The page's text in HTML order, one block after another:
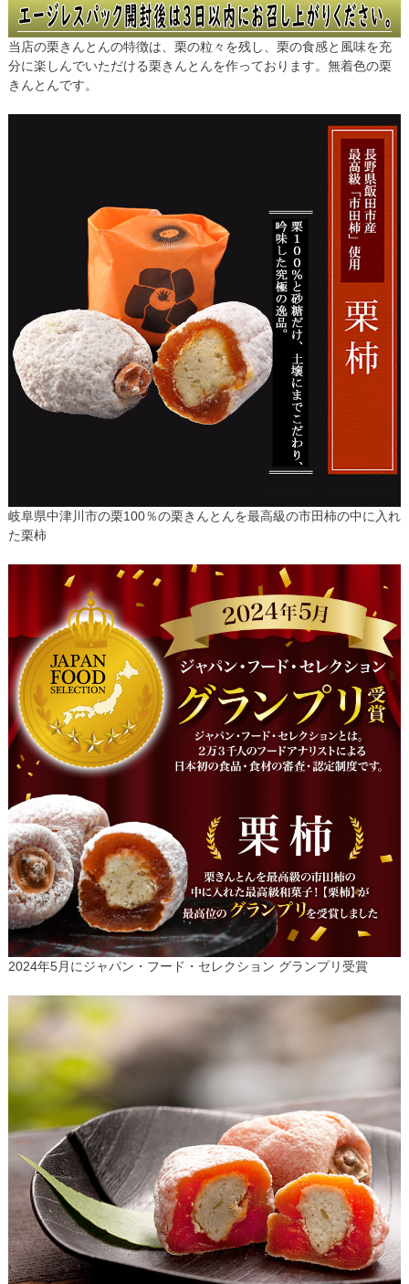
当店の栗きんとんの特徴は、栗の粒々を残し、栗の食感と風味を充
分に楽しんでいただける栗きんとんを作っております。無着色の栗
きんとんです。
岐阜県中津川市の栗100％の栗きんとんを最高級の市田柿の中に入れ
た栗柿
2024年5月にジャパン・フード・セレクション グランプリ受賞